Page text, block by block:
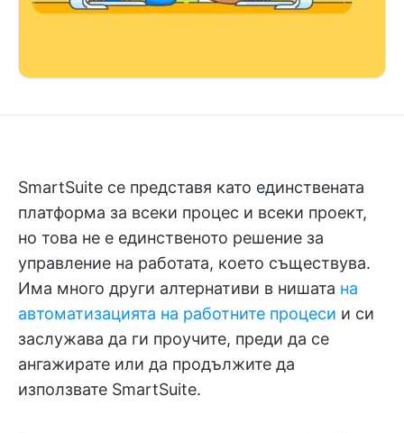
SmartSuite се представя като единствената
платформа за всеки процес и всеки проект,
но това не е единственото решение за
управление на работата, което съществува.
Има много други алтернативи в нишата на
автоматизацията на работните процеси и си
заслужава да ги проучите, преди да се
ангажирате или да продължите да
използвате SmartSuite.